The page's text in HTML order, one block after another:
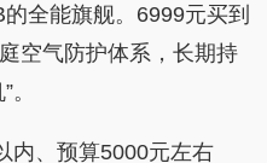
全能旗舰。6999元买到
空气防护体系，长期持
内、预算5000元左右